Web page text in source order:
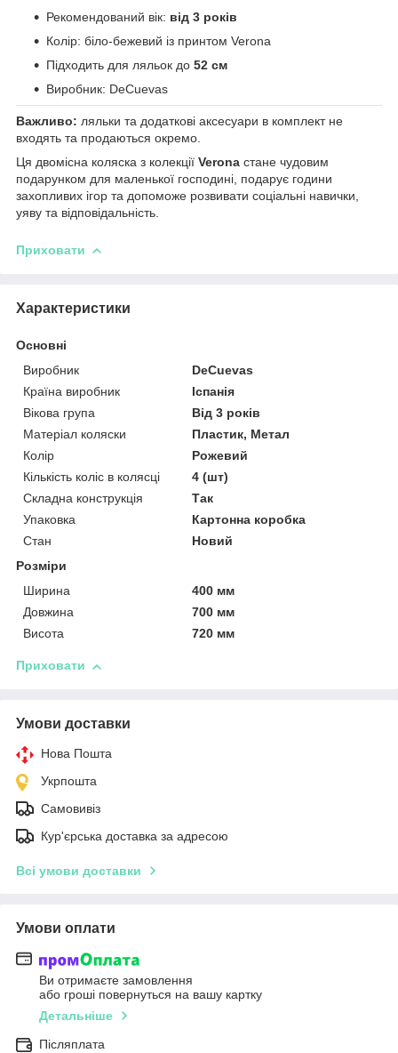
Рекомендований вік: від 3 років
Колір: біло-бежевий із принтом Verona
Підходить для ляльок до 52 см
Виробник: DeCuevas
Важливо: ляльки та додаткові аксесуари в комплект не
входять та продаються окремо.
Ця двомісна коляска з колекції Verona стане чудовим
подарунком для маленької господині, подарує години
захопливих ігор та допоможе розвивати соціальні навички,
уяву та відповідальність.
Приховати
Характеристики
Основні
Виробник
DeCuevas
Країна виробник
Іспанія
Вікова група
Від 3 років
Матеріал коляски
Пластик, Метал
Колір
Рожевий
Кількість коліс в колясці
4 (шт)
Складна конструкція
Так
Упаковка
Картонна коробка
Стан
Новий
Розміри
Ширина
400 мм
Довжина
700 мм
Висота
720 мм
Приховати
Умови доставки
Нова Пошта
Укрпошта
Самовивіз
Кур'єрська доставка за адресою
Всі умови доставки
Умови оплати
Ви отримаєте замовлення
або гроші повернуться на вашу картку
Детальніше
Післяплата